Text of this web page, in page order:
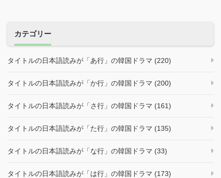
カテゴリー
タイトルの日本語読みが「あ行」の韓国ドラマ (220)
タイトルの日本語読みが「か行」の韓国ドラマ (200)
タイトルの日本語読みが「さ行」の韓国ドラマ (161)
タイトルの日本語読みが「た行」の韓国ドラマ (135)
タイトルの日本語読みが「な行」の韓国ドラマ (33)
タイトルの日本語読みが「は行」の韓国ドラマ (173)